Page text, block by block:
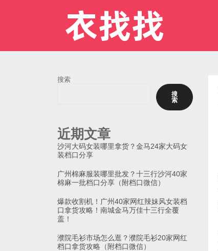
搜索
搜
索
近期文章
沙河大码女装哪里拿货？金马24家大码女
装档口分享
广州棉麻服装哪里批发？十三行沙河40家
棉麻一批档口分享（附档口微信）
爆款收割机！广州40家网红辣妹风女装档
口拿货攻略！南城金马万佳十三行全覆
盖！
濮院毛衫市场怎么逛？濮院毛衫20家网红
档口拿货攻略（附档口微信）